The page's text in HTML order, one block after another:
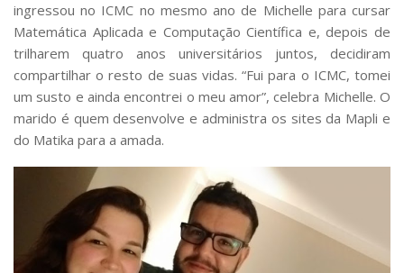
ingressou no ICMC no mesmo ano de Michelle para cursar
Matemática Aplicada e Computação Científica e, depois de
trilharem quatro anos universitários juntos, decidiram
compartilhar o resto de suas vidas. “Fui para o ICMC, tomei
um susto e ainda encontrei o meu amor”, celebra Michelle. O
marido é quem desenvolve e administra os sites da Mapli e
do Matika para a amada.